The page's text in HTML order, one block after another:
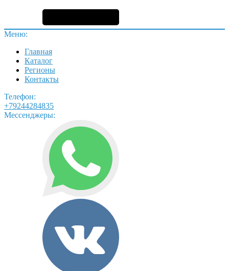
Меню:
Главная
Каталог
Регионы
Контакты
Телефон:
+79244284835
Мессенджеры: